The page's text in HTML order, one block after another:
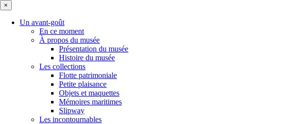
×
Un avant-goût
En ce moment
À propos du musée
Présentation du musée
Histoire du musée
Les collections
Flotte patrimoniale
Petite plaisance
Objets et maquettes
Mémoires maritimes
Slipway
Les incontournables